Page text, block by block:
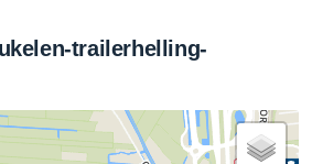
trailerhelling-